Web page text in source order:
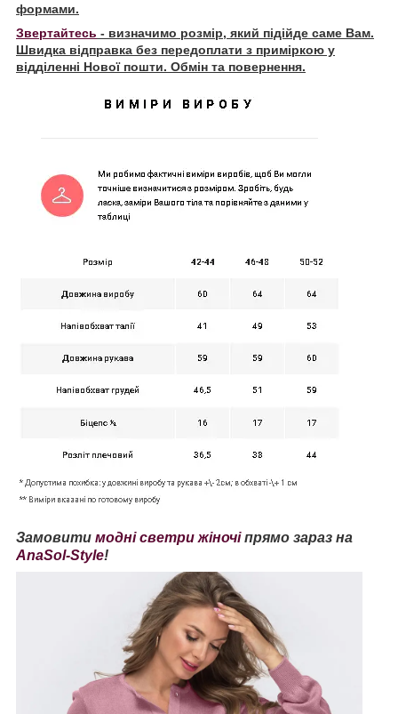
формами.
Звертайтесь - визначимо розмір, який підійде саме Вам.
Швидка відправка без передоплати з приміркою у
відділенні Нової пошти. Обмін та повернення.
Замовити модні светри жіночіпрямо зараз на
AnaSol-Style!